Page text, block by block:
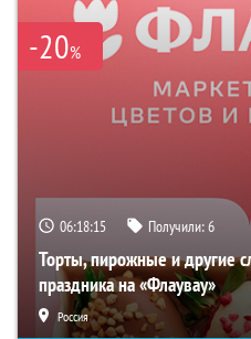
-20%
06:18:14 Получили:6
Торты, пирожные и другие
праздника на «Флаувау»
Россия